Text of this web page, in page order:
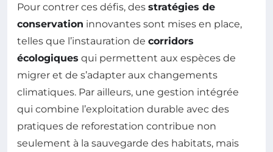
Pour contrer ces défis, des stratégies de
conservation innovantes sont mises en place,
telles que l’instauration de corridors
écologiques qui permettent aux espèces de
migrer et de s’adapter aux changements
climatiques. Par ailleurs, une gestion intégrée
qui combine l’exploitation durable avec des
pratiques de reforestation contribue non
seulement à la sauvegarde des habitats, mais